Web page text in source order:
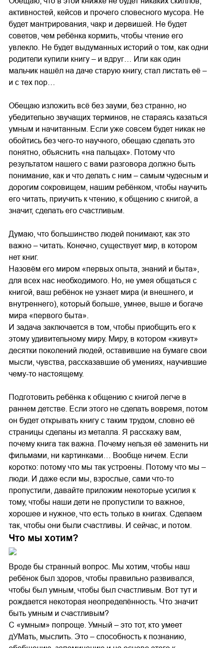
активностей, кейсов и прочего словесного мусора. Не
будет мантрирования, чакр и дервишей. Не будет
советов, чем ребёнка кормить, чтобы чтение его
увлекло. Не будет выдуманных историй о том, как одни
родители купили книгу – и вдруг… Или как один
мальчик нашёл на даче старую книгу, стал листать её –
и с тех пор…
Обещаю изложить всё без зауми, без странно, но
убедительно звучащих терминов, не стараясь казаться
умным и начитанным. Если уже совсем будет никак не
обойтись без чего-то научного, обещаю сделать это
понятно, объяснить «на пальцах». Потому что
результатом нашего с вами разговора должно быть
понимание, как и что делать с ним – самым чудесным и
дорогим сокровищем, нашим ребёнком, чтобы научить
его читать, приучить к чтению, к общению с книгой, а
значит, сделать его счастливым.
Думаю, что большинство людей понимают, как это
важно – читать. Конечно, существует мир, в котором
нет книг.
Назовём его миром «первых опыта, знаний и быта»,
для всех нас необходимого. Но, не умея общаться с
книгой, ваш ребёнок не узнает мира (и внешнего, и
внутреннего), который больше, умнее, выше и богаче
мира «первого быта».
И задача заключается в том, чтобы приобщить его к
этому удивительному миру. Миру, в котором «живут»
десятки поколений людей, оставившие на бумаге свои
мысли, чувства, рассказавшие об умениях, научившие
чему-то настоящему.
Подготовить ребёнка к общению с книгой легче в
раннем детстве. Если этого не сделать вовремя, потом
он будет открывать книгу с таким трудом, словно её
страницы сделаны из металла. Я расскажу вам,
почему книга так важна. Почему нельзя её заменить ни
фильмами, ни картинками… Вообще ничем. Если
коротко: потому что мы так устроены. Потому что мы –
люди. И даже если мы, взрослые, сами что-то
пропустили, давайте приложим некоторые усилия к
тому, чтобы наши дети не пропустили то важное,
хорошее и нужное, что есть только в книгах. Сделаем
так, чтобы они были счастливы. И сейчас, и потом.
Что мы хотим?
Вроде бы странный вопрос. Мы хотим, чтобы наш
ребёнок был здоров, чтобы правильно развивался,
чтобы был умным, чтобы был счастливым. Вот тут и
рождается некоторая неопределённость. Что значит
быть умным и счастливым?
С «умным» попроще. Умный – это тот, кто умеет
дУМать, мыслить. Это – способность к познанию,